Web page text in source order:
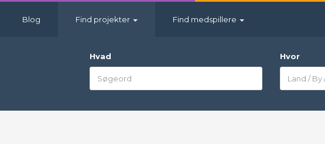
Blog Find projekter Find medspillere
Hvad Hvor